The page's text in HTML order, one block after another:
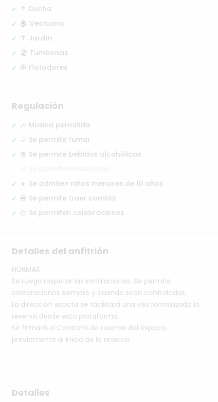
🚿 Ducha
🏠 Vestuario
🌴 Jardín
🏖️ Tumbonas
🛟 Flotadores
Regulación
🎶 Musica permitida
🚬 Se permite fumar
🍻 Se permite bebidas alcohólicas
👦 Se admiten niños menores de 10 años
🍔 Se permite traer comida
🎂 Se permiten celebraciones
Detalles del anfitrión
NORMAS
Se ruega respetar las instalaciones. Se permite
celebraciones siempre y cuando sean controladas.
La dirección exacta se facilitará una vez formalizada la
reserva desde esta plataforma.
Se firmará el Contrato de reserva del espacio
previamente al inicio de la reserva.
Detalles